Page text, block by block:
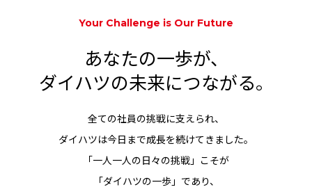
Your Challenge is Our Future
あなたの一歩が、
ダイハツの未来につながる。
全ての社員の挑戦に支えられ、
ダイハツは今日まで成長を続けてきました。
「一人一人の日々の挑戦」こそが
「ダイハツの一歩」であり、